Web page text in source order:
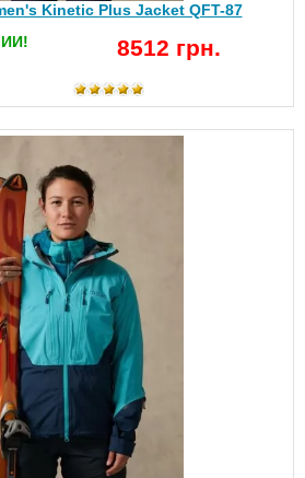
Kinetic Plus Jacket QFT-87
8512 грн.